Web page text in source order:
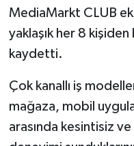
MediaMarkt CLUB
yaklaşık her 8 kişiden
kaydetti.
Çok kanallı iş
mağaza, mobil
arasında kesintisiz